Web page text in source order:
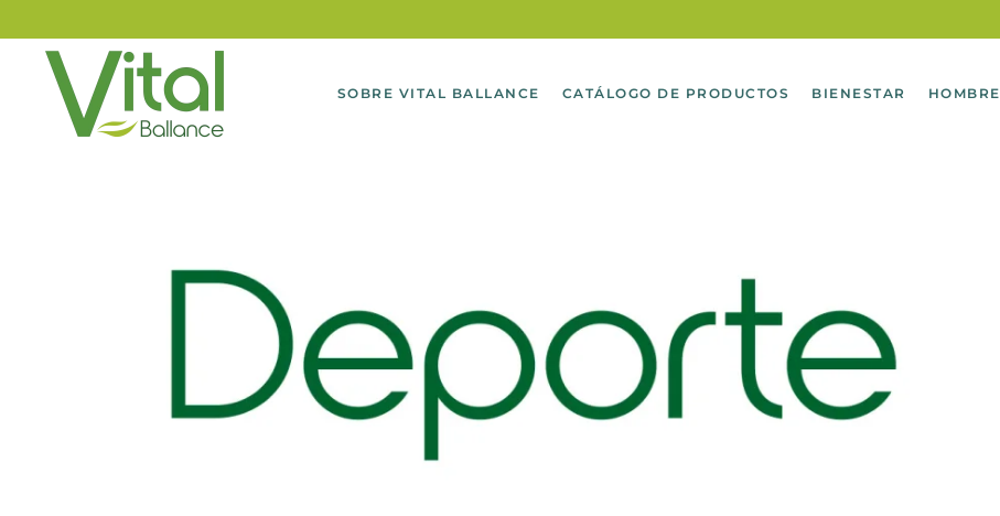
SOBRE VITAL BALLANCE CATÁLOGO DE PRODUCTOS BIENESTAR HOMBRE